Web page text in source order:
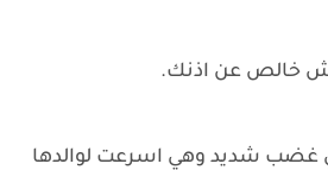
خالص عن اذنك.
في غضب شديد وهي اسرعت لوالدها